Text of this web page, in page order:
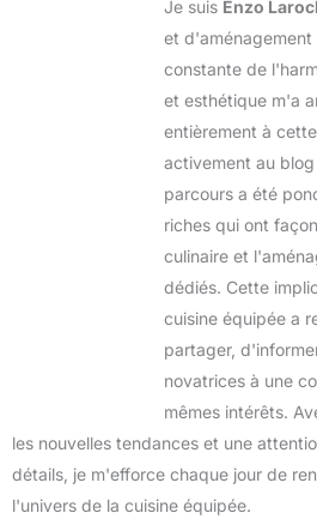
Je suis Enzo
et
constante de
et esthétique m'a
entièrement à
activement au blog
parcours a été
riches qui ont
culinaire et
dédiés. Cette
cuisine équipée a
partager,
novatrices à une
mêmes intérêts.
les nouvelles tendances et une
détails, je m'efforce chaque jour de
l'univers de la cuisine équipée.